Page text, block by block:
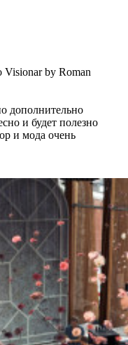
Visionar by Roman
дополнительно
и будет полезно
и мода очень